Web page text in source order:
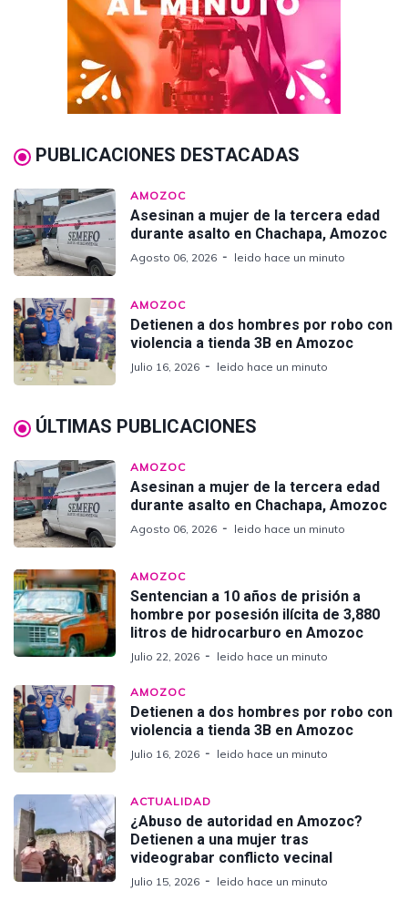
PUBLICACIONES DESTACADAS
AMOZOC
Asesinan a mujer de la tercera edad
durante asalto en Chachapa, Amozoc
Agosto 06, 2026 leido hace un minuto
AMOZOC
Detienen a dos hombres por robo con
violencia a tienda 3B en Amozoc
Julio 16, 2026 leido hace un minuto
ÚLTIMAS PUBLICACIONES
AMOZOC
Asesinan a mujer de la tercera edad
durante asalto en Chachapa, Amozoc
Agosto 06, 2026 leido hace un minuto
AMOZOC
Sentencian a 10 años de prisión a
hombre por posesión ilícita de 3,880
litros de hidrocarburo en Amozoc
Julio 22, 2026 leido hace un minuto
AMOZOC
Detienen a dos hombres por robo con
violencia a tienda 3B en Amozoc
Julio 16, 2026 leido hace un minuto
ACTUALIDAD
¿Abuso de autoridad en Amozoc?
Detienen a una mujer tras
videograbar conflicto vecinal
Julio 15, 2026 leido hace un minuto